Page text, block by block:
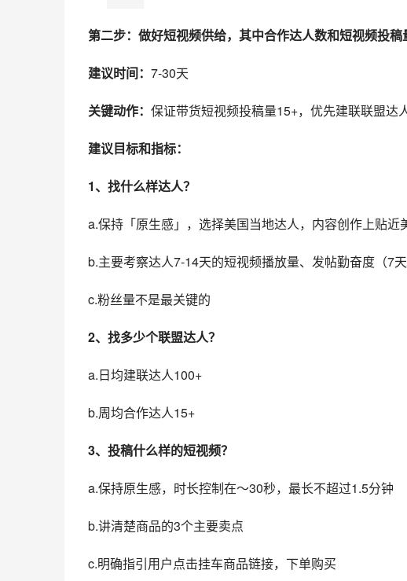
第二步：做好短视频供给，其中合作达人数和短视频投
建议时间： 7-30天
关键动作： 保证带货短视频投稿量15+，优先建联联盟
建议目标和指标：
1、找什么样达人？
a.保持「原生感」，选择美国当地达人，内容创作上贴
b.主要考察达人7-14天的短视频播放量、发帖勤奋度（7天
c.粉丝量不是最关键的
2、找多少个联盟达人？
a.日均建联达人100+
b.周均合作达人15+
3、投稿什么样的短视频？
a.保持原生感，时长控制在～30秒，最长不超过1.5分钟
b.讲清楚商品的3个主要卖点
c.明确指引用户点击挂车商品链接，下单购买